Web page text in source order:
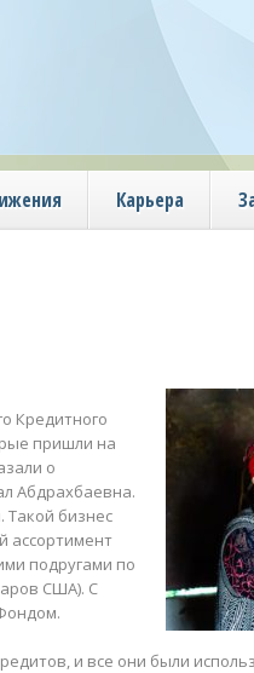
Карьера
Кредитного
пришли на
о
Абдрахбаевна.
Такой бизнес
ассортимент
подругами по
США). С
и все они были